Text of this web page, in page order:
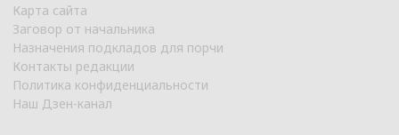
Карта сайта
Заговор от начальника
Назначения подкладов для порчи
Контакты редакции
Политика конфиденциальности
Наш Дзен-канал